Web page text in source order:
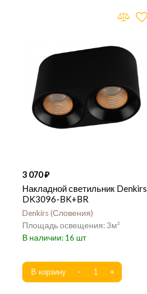
3 070
Накладной светильник Denkirs
DK3096-BK+BR
Denkirs Словения
3
16